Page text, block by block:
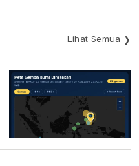
Lihat Semua